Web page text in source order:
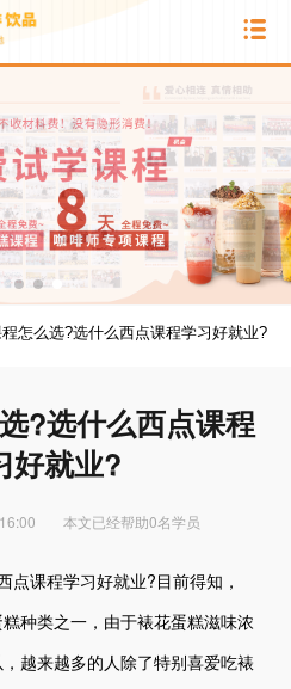
怎么选?选什么西点课程学习好就业?
?选什么西点课程
好就业?
本文已经帮助0名学员
点课程学习好就业?目前得知，
种类之一，由于裱花蛋糕滋味浓
越来越多的人除了特别喜爱吃裱